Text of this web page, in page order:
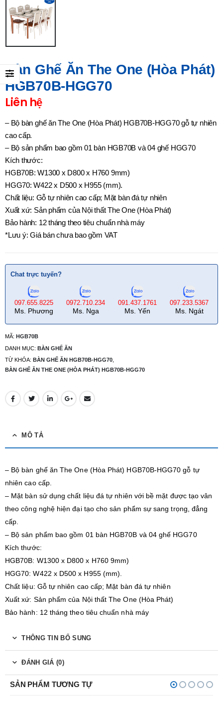
Bàn Ghế Ăn The One (Hòa Phát)
HGB70B-HGG70
Liên hệ
– Bộ bàn ghế ăn The One (Hòa Phát) HGB70B-HGG70 gỗ tự nhiên
cao cấp.
– Bộ sản phẩm bao gồm 01 bàn HGB70B và 04 ghế HGG70
Kích thước:
HGB70B: W1300 x D800 x H760 9mm)
HGG70: W422 x D500 x H955 (mm).
Chất liệu: Gỗ tự nhiên cao cấp; Mặt bàn đá tự nhiên
Xuất xứ: Sản phẩm của Nội thất The One (Hòa Phát)
Bảo hành: 12 tháng theo tiêu chuẩn nhà máy
*Lưu ý: Giá bán chưa bao gồm VAT
Chat trực tuyến?
097.655.8225
Ms. Phương
0972.710.234
Ms. Nga
091.437.1761
Ms. Yến
097.233.5367
Ms. Ngát
MÃ: HGB70B
DANH MỤC: BÀN GHẾ ĂN
TỪ KHÓA: BÀN GHẾ ĂN HGB70B-HGG70
BÀN GHẾ ĂN THE ONE (HÒA PHÁT) HGB70B-HGG70
MÔ TẢ
– Bộ bàn ghế ăn The One (Hòa Phát) HGB70B-HGG70 gỗ tự
nhiên cao cấp.
– Mặt bàn sử dụng chất liệu đá tự nhiên với bề mặt được tạo vân
theo công nghệ hiện đại tạo cho sản phẩm sự sang trọng, đẳng
cấp.
– Bộ sản phẩm bao gồm 01 bàn HGB70B và 04 ghế HGG70
Kích thước:
HGB70B: W1300 x D800 x H760 9mm)
HGG70: W422 x D500 x H955 (mm).
Chất liệu: Gỗ tự nhiên cao cấp; Mặt bàn đá tự nhiên
Xuất xứ: Sản phẩm của Nội thất The One (Hòa Phát)
Bảo hành: 12 tháng theo tiêu chuẩn nhà máy
THÔNG TIN BỔ SUNG
ĐÁNH GIÁ (0)
SẢN PHẨM TƯƠNG TỰ